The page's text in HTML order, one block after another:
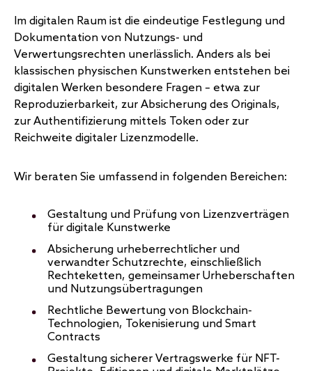
Im digitalen Raum ist die eindeutige Festlegung und
Dokumentation von Nutzungs- und
Verwertungsrechten unerlässlich. Anders als bei
klassischen physischen Kunstwerken entstehen bei
digitalen Werken besondere Fragen – etwa zur
Reproduzierbarkeit, zur Absicherung des Originals,
zur Authentifizierung mittels Token oder zur
Reichweite digitaler Lizenzmodelle.
Wir beraten Sie umfassend in folgenden Bereichen:
Gestaltung und Prüfung von Lizenzverträgen
für digitale Kunstwerke
Absicherung urheberrechtlicher und
verwandter Schutzrechte, einschließlich
Rechteketten, gemeinsamer Urheberschaften
und Nutzungsübertragungen
Rechtliche Bewertung von Blockchain-
Technologien, Tokenisierung und Smart
Contracts
Gestaltung sicherer Vertragswerke für NFT-